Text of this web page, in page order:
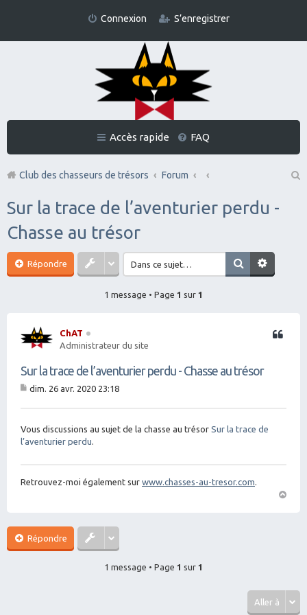
Connexion S’enregistrer
Accès rapide FAQ
Club des chasseurs de trésors
Forum
Sur la trace de l’aventurier perdu -
Chasse au trésor
Répondre
1 message • Page 1 sur 1
ChAT
Administrateur du site
Sur la trace de l’aventurier perdu - Chasse au trésor
Citation
g
e
dim. 26 avr. 2020 23:18
Vous discussions au sujet de la chasse au trésor Sur la trace de
l’aventurier perdu.
Retrouvez-moi également sur www.chasses-au-tresor.com
Répondre
1 message • Page 1 sur 1
Aller à